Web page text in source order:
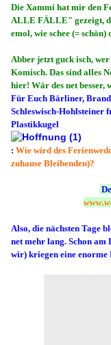
Die Xammi hat mir den
ALLE FÄLLE" gezeigt,
emol, wie schee (= schön)
Abber jetzt guck isch,
Komisch. Das sind alles
hier! Wär des net besser,
Für Euch Bärliner,
Schleswisch-Hohlsteiner
Plastikkugel
: Wie wird des
zuhause Bleibenden)?
Also, die nächsten Tage
net mehr lang. Schon am
wir) kriegen eine enorme